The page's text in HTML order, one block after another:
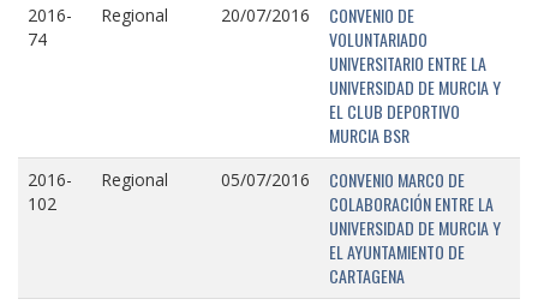
2016-
74
Regional 20/07/2016
CONVENIO DE
VOLUNTARIADO
UNIVERSITARIO ENTRE LA
UNIVERSIDAD DE MURCIA Y
EL CLUB DEPORTIVO
MURCIA BSR
2016-
102
Regional 05/07/2016
CONVENIO MARCO DE
COLABORACIÓN ENTRE LA
UNIVERSIDAD DE MURCIA Y
EL AYUNTAMIENTO DE
CARTAGENA